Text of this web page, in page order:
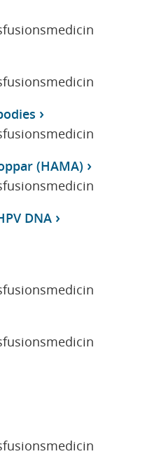
(HAMA)
DNA